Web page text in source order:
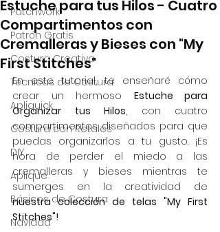
Patchwork
Patrón Gratis
Costura Creativa
Técnicas de Costura
Apliquick
Costura con Retales
DIY
Aplique
Básicos de Costura
Navidad
Estuche para tus Hilos - Cuatro
Compartimentos con
Cremalleras y Bieses con "My
First Stitches"
En este tutorial, te enseñaré cómo
crear un hermoso Estuche para
Organizar tus Hilos, con cuatro
compartimentos diseñados para que
puedas organizarlos a tu gusto. ¡Es
hora de perder el miedo a las
cremalleras y bieses mientras te
nuestra colección de telas "My First
Stitches"!